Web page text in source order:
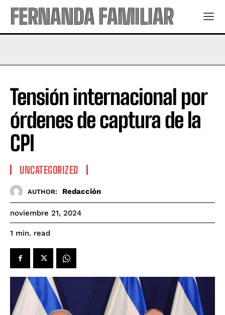
FERNANDA FAMILIAR
Tensión internacional por
órdenes de captura de la
CPI
UNCATEGORIZED
AUTHOR: Redacción
noviembre 21, 2024
1 min. read